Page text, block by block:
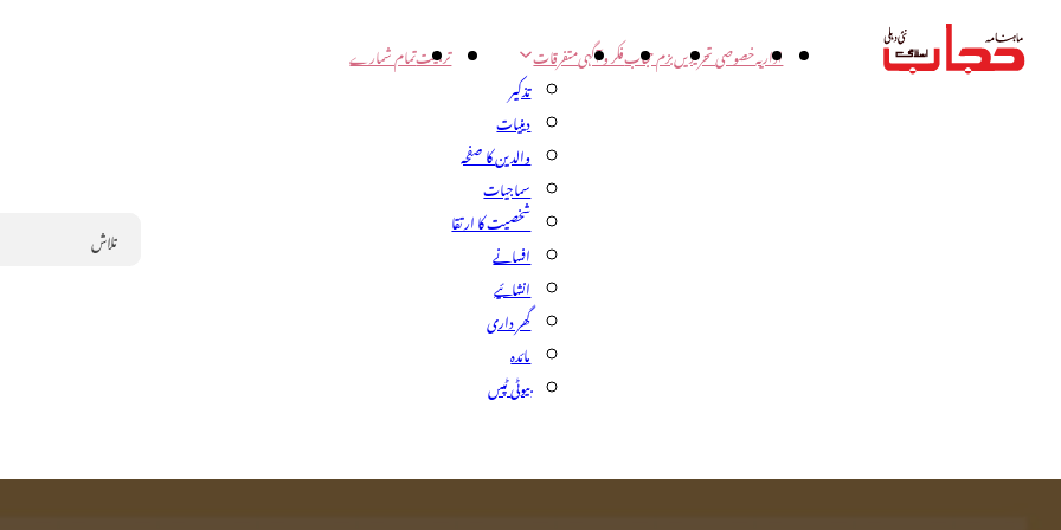
اداریہخصوصی تحریریںبزم حجابفکر و آگہیمتفرقات
تذکیر
دینیات
والدین کا صفحہ
سماجیات
شخصیت کا ارتقا
افسانے
انشائیے
گھر داری
مائدہ
بیوٹی ٹپس
تربیتتمام شمارے
Search